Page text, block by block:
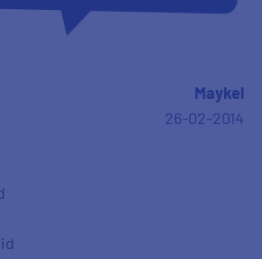
Maykel
26-02-2014